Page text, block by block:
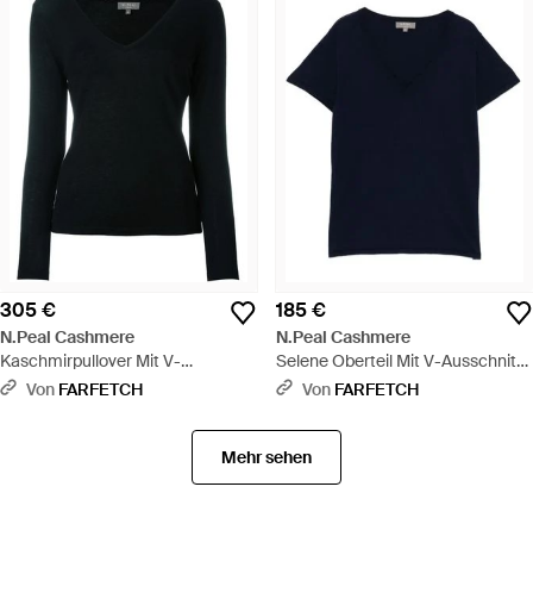
305 €
N.Peal Cashmere
Kaschmirpullover Mit V-
Ausschnitt - Schwarz
Von FARFETCH
185 €
N.Peal Cashmere
Selene Oberteil Mit V-Ausschnitt -
BlauVon FARFETCH
Mehr sehen